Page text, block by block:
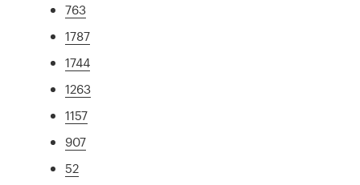
763
1787
1744
1263
1157
907
52